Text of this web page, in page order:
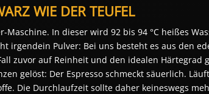
WIE DER TEUFEL
In dieser wird 92 bis 94 °C heißes
irgendein Pulver: Bei uns besteht es aus den
zuvor auf Reinheit und den idealen Härtegrad
gelöst: Der Espresso schmeckt säuerlich.
Die Durchlaufzeit sollte daher keineswegs